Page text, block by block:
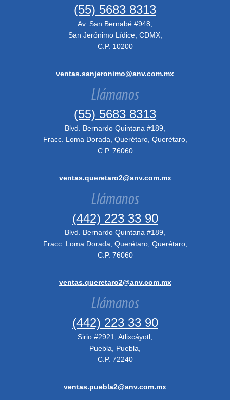
(55) 5683 8313
Av. San Bernabé #948,
San Jerónimo Lídice, CDMX,
C.P. 10200
ventas.sanjeronimo@anv.com.mx
Llámanos
(55) 5683 8313
Blvd. Bernardo Quintana #189,
Fracc. Loma Dorada, Querétaro, Querétaro,
C.P. 76060
ventas.queretaro2@anv.com.mx
Llámanos
(442) 223 33 90
Blvd. Bernardo Quintana #189,
Fracc. Loma Dorada, Querétaro, Querétaro,
C.P. 76060
ventas.queretaro2@anv.com.mx
Llámanos
(442) 223 33 90
Sirio #2921, Atlixcáyotl,
Puebla, Puebla,
C.P. 72240
ventas.puebla2@anv.com.mx